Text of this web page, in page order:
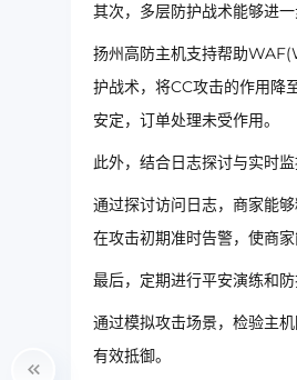
其次，多层防护战术能够进一
扬州高防主机支持帮助
护战术，将CC攻击的作用降
安定，订单处理未受作用。
此外，结合日志探讨与实时
通过探讨访问日志，商家能
在攻击初期准时告警，使商
最后，定期进行平安演练和
通过模拟攻击场景，检验主
有效抵御。